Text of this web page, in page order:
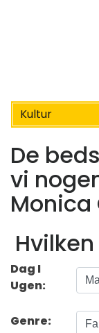
Kultur
De
vi
Monica
Dag I
Ugen:
Genre: